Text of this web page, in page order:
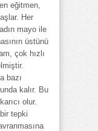
eğitmen,
Her
mayo ile
üstünü
çok hızlı
bazı
kalır. Bu
olur.
tepki